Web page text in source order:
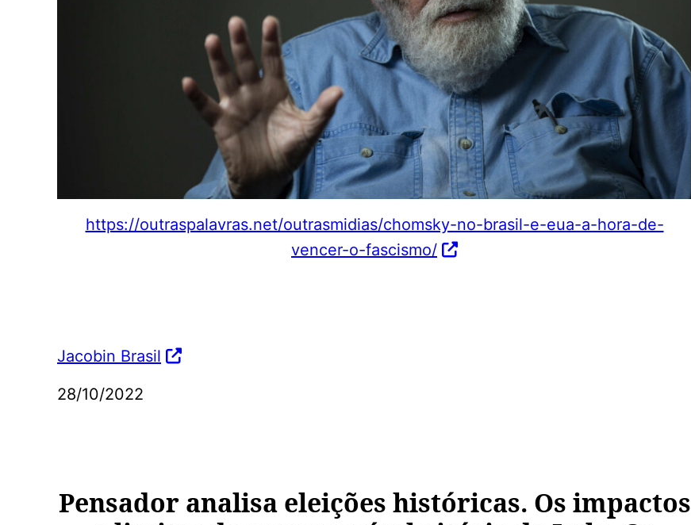
https://outraspalavras.net/outrasmidias/chomsky-no-brasil-e-eua-a-hora-de-
vencer-o-fascismo/
Jacobin Brasil
28/10/2022
Pensador analisa eleições históricas. Os impactos